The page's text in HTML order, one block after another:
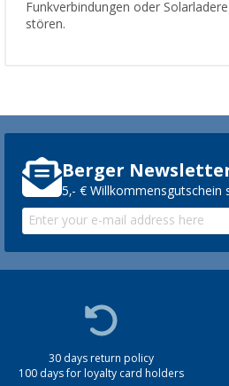
Funkverbindungen oder
stören.
Berger
5,- € Willkommensgutschein
30 days return policy
100 days for loyalty card holders